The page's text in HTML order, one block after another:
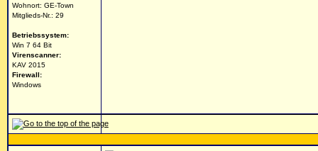
Wohnort: GE-Town
Mitglieds-Nr.: 29
Betriebssystem:
Win 7 64 Bit
Virenscanner:
KAV 2015
Firewall:
Windows